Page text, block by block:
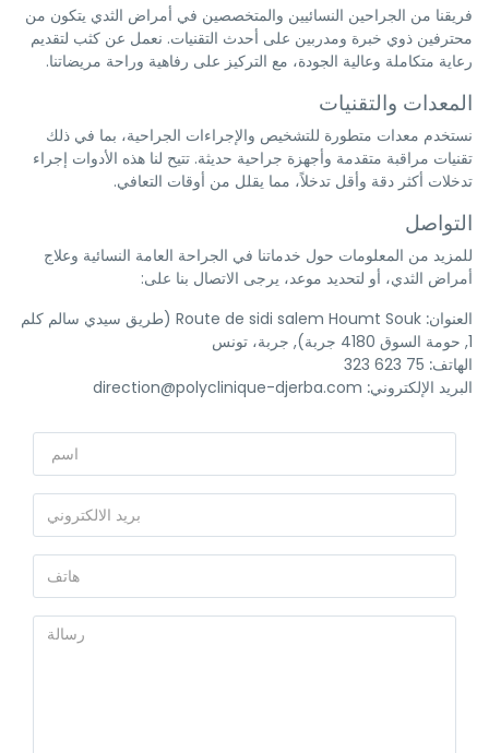
فريقنا من الجراحين النسائيين والمتخصصين في أمراض الثدي يتكون من
محترفين ذوي خبرة ومدربين على أحدث التقنيات. نعمل عن كثب لتقديم
رعاية متكاملة وعالية الجودة، مع التركيز على رفاهية وراحة مريضاتنا.
المعدات والتقنيات
نستخدم معدات متطورة للتشخيص والإجراءات الجراحية، بما في ذلك
تقنيات مراقبة متقدمة وأجهزة جراحية حديثة. تتيح لنا هذه الأدوات إجراء
تدخلات أكثر دقة وأقل تدخلاً، مما يقلل من أوقات التعافي.
التواصل
للمزيد من المعلومات حول خدماتنا في الجراحة العامة النسائية وعلاج
أمراض الثدي، أو لتحديد موعد، يرجى الاتصال بنا على:
العنوان:
Route de sidi salem Houmt Souk (طريق سيدي سالم كلم
1, حومة السوق 4180 جربة), جربة، تونس
الهاتف:
البريد الإلكتروني: